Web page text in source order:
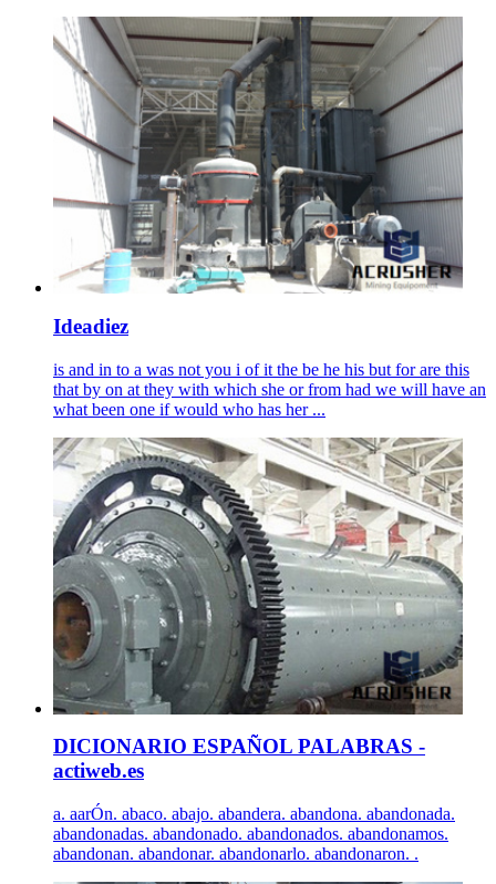
Ideadiez
is and in to a was not you i of it the be he his but for are this
that by on at they with which she or from had we will have an
what been one if would who has her ...
DICIONARIO ESPAÑOL PALABRAS -
actiweb.es
a. aarÓn. abaco. abajo. abandera. abandona. abandonada.
abandonadas. abandonado. abandonados. abandonamos.
abandonan. abandonar. abandonarlo. abandonaron. .